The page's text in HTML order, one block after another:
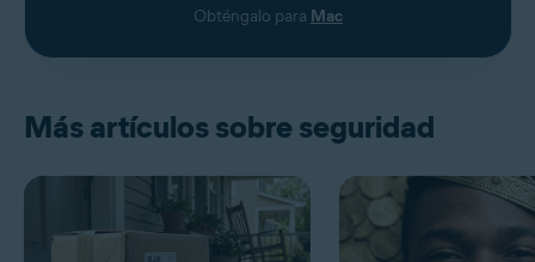
Obténgalo para Mac
Más artículos sobre seguridad